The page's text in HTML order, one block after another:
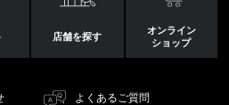
店舗を探す
オンライン
ショップ
よくあるご質問